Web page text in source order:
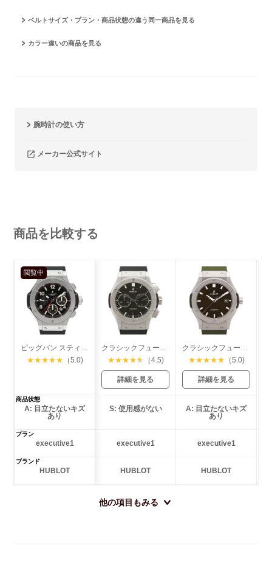
ベルトサイズ・プラン・商品状態の違う同一商品を見る
カラー違いの商品を見る
腕時計の使い方
メーカー公式サイト
商品を比較する
閲覧中
ビッグバン スティール
★★★★★ （5.0)
クラシックフュージョン クロノグラフ チタニウム
★★★★★ （4.5)
詳細を見る
クラシックフュージョン チタニウム
★★★★★ （5.0)
詳細を見る
商品状態
A: 目立たないキズ
あり
S: 使用感がない
A: 目立たないキズ
あり
プラン
executive1 executive1 executive1
ブランド
HUBLOT HUBLOT HUBLOT
他の項目もみる